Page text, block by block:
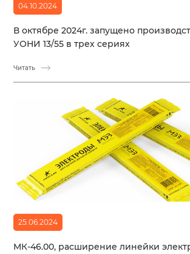
04.10.2024
В октябре 2024г. запущено
УОНИ 13/55 в трех сериях
Читать
25.06.2024
МК-46.00, расширение линейки